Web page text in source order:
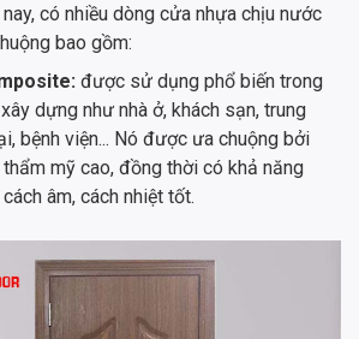
có nhiều dòng cửa nhựa chịu nước
bao gồm:
được sử dụng phổ biến trong
dựng như nhà ở, khách sạn, trung
bệnh viện... Nó được ưa chuộng bởi
mỹ cao, đồng thời có khả năng
âm, cách nhiệt tốt.